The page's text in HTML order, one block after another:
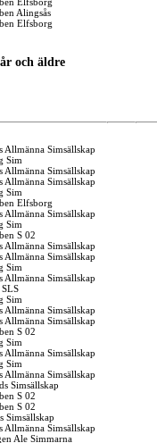
Alingsås
Elfsborg
och äldre
Allmänna Simsällskap
Sim
Allmänna Simsällskap
Allmänna Simsällskap
Sim
Elfsborg
Allmänna Simsällskap
Sim
S 02
Allmänna Simsällskap
Allmänna Simsällskap
Sim
Allmänna Simsällskap
SLS
Sim
Allmänna Simsällskap
Allmänna Simsällskap
S 02
Sim
Allmänna Simsällskap
Sim
Allmänna Simsällskap
Simsällskap
S 02
S 02
Simsällskap
Allmänna Simsällskap
Ale Simmarna